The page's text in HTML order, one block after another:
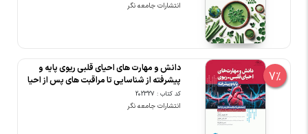
انتشارات جامعه نگر
7%
دانش و مهارت های احیای قلبی ریوی پایه و
پیشرفته از شناسایی تا مراقبت های پس از احیا
کد کتاب : 202327
انتشارات جامعه نگر